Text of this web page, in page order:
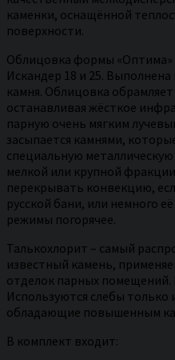
каменки, оснащённой
поверхности.
Облицовка формы «Оптима»
Искандер 18 и 25.
камня. Облицовка
останавливая жёсткое
парную очень мягким
засыпается камнями,
специальную
мелкой или крупной
перекрывать конвекцию,
русской бани, или немного
режимы погорячее.
Талькохлорит – самый
известный камень,
отделок парных помещений.
Используются слебы только
обладающие повышенным
В комплект входит: